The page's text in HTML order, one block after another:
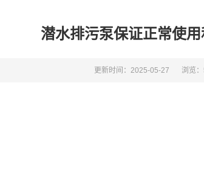
潜水排污泵保证正常使
更新时间：2025-05-27 浏览